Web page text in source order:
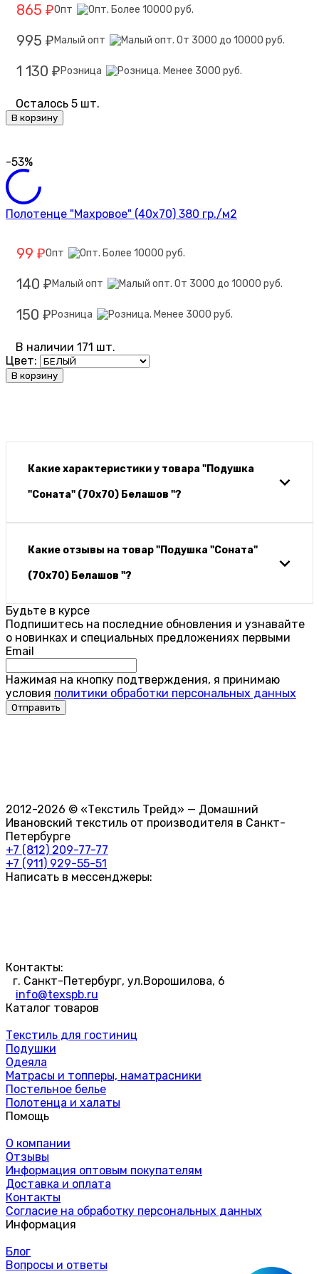
865 ₽Опт
995 ₽ Малый опт
1 130 ₽ Розница
Осталось 5 шт.
В корзину
-53%
Полотенце "Махровое" (40х70) 380 гр./м2
99 ₽Опт
140 ₽ Малый опт
150 ₽ Розница
В наличии 171 шт.
Цвет:
В корзину
Какие характеристики у товара "Подушка
"Соната" (70х70) Белашов "?
Какие отзывы на товар "Подушка "Соната"
(70х70) Белашов "?
Будьте в курсе
Подпишитесь на последние обновления и узнавайте
о новинках и специальных предложениях первыми
Email
Нажимая на кнопку подтверждения, я принимаю
условия политики обработки персональных данных
2012-2026 © «Текстиль Трейд» — Домашний
Ивановский текстиль от производителя в Санкт-
Петербурге
+7 (812) 209-77-77
+7 (911) 929-55-51
Написать в мессенджеры:
Контакты:
г. Санкт-Петербург, ул.Ворошилова, 6
info@texspb.ru
Каталог товаров
Текстиль для гостиниц
Подушки
Одеяла
Матрасы и топперы, наматрасники
Постельное белье
Полотенца и халаты
Помощь
О компании
Отзывы
Информация оптовым покупателям
Доставка и оплата
Контакты
Согласие на обработку персональных данных
Информация
Блог
Вопросы и ответы